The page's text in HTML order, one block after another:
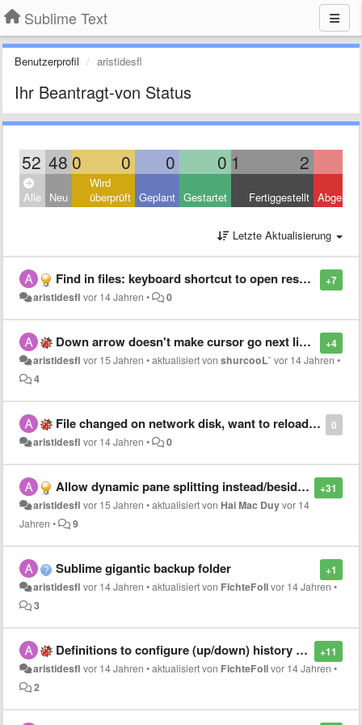
Sublime Text
Benutzerprofil aristidesfl
Ihr Beantragt-von Status
52 48 0 0 0 0 1 2
Alle Neu
Wird
überprüft Geplant Gestartet Fertiggestellt
Letzte Aktualisierung
+7
Find in files: keyboard shortcut to open results (alternative to double click)
aristidesfl vor 14 Jahren • 0
+4
Down arrow doesn't make cursor go next line if text is selected
aristidesfl vor 15 Jahren •aktualisiert vonshurcooL` vor 14 Jahren •
4
0
File changed on network disk, want to reload? Destructive bug, work lost
aristidesfl vor 14 Jahren • 0
+31
Allow dynamic pane splitting instead/besides of pre made layouts
aristidesfl vor 15 Jahren •aktualisiert von Hai Mac Duyvor 14
Jahren • 9
+1
Sublime gigantic backup folder
aristidesfl vor 14 Jahren •aktualisiert von FichteFollvor 14 Jahren •
3
+11
Definitions to configure (up/down) history key bindings on find panel
aristidesfl vor 14 Jahren •aktualisiert von FichteFollvor 14 Jahren •
2